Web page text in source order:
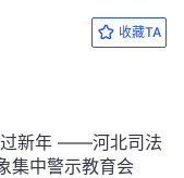
收藏TA
过新年 ——河北司法
集中警示教育会